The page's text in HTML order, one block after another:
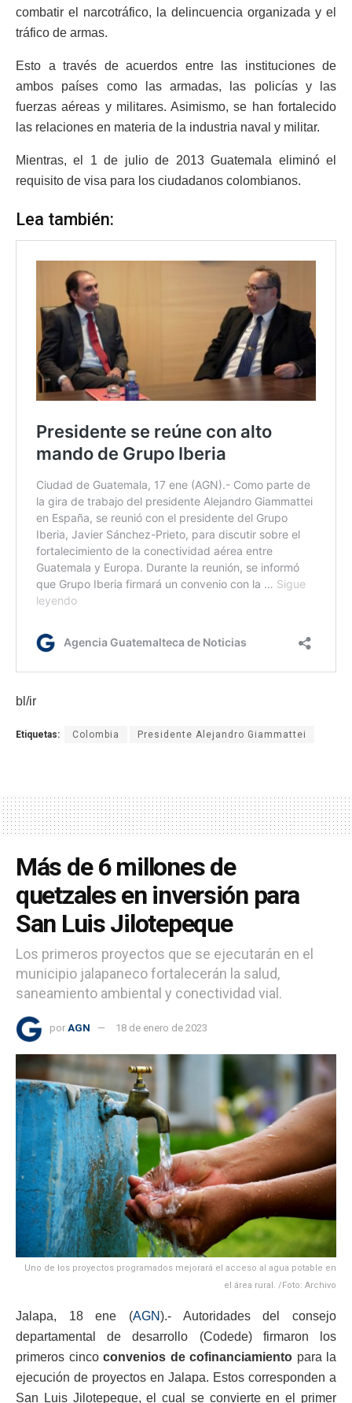
combatir el narcotráfico, la delincuencia organizada y el
tráfico de armas.
Esto a través de acuerdos entre las instituciones de
ambos países como las armadas, las policías y las
fuerzas aéreas y militares. Asimismo, se han fortalecido
las relaciones en materia de la industria naval y militar.
Mientras, el 1 de julio de 2013 Guatemala eliminó el
requisito de visa para los ciudadanos colombianos.
Lea también:
bl/ir
Etiquetas: Colombia Presidente Alejandro Giammattei
Más de 6 millones de
quetzales en inversión para
San Luis Jilotepeque
Los primeros proyectos que se ejecutarán en el
municipio jalapaneco fortalecerán la salud,
saneamiento ambiental y conectividad vial.
por AGN 18 de enero de 2023
Uno de los proyectos programados mejorará el acceso al agua potable en
el área rural. /Foto: Archivo
Jalapa, 18 ene (AGN).- Autoridades del consejo
departamental de desarrollo (Codede) firmaron los
primeros cinco convenios de cofinanciamiento para la
ejecución de proyectos en Jalapa. Estos corresponden a
San Luis Jilotepeque, el cual se convierte en el primer